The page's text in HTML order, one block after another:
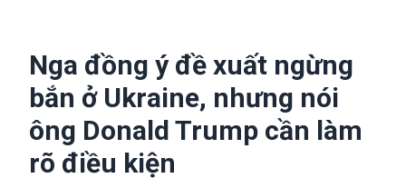
Nga đồng ý đề xuất ngừng
bắn ở Ukraine, nhưng nói
ông Donald Trump cần làm
rõ điều kiện